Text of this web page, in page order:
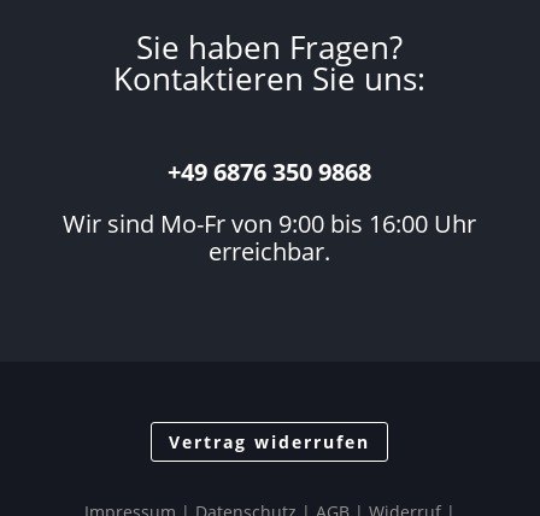
Sie haben Fragen?
Kontaktieren Sie uns:
+49 6876 350 9868
Wir sind Mo-Fr von 9:00 bis 16:00 Uhr
erreichbar.
Vertrag widerrufen